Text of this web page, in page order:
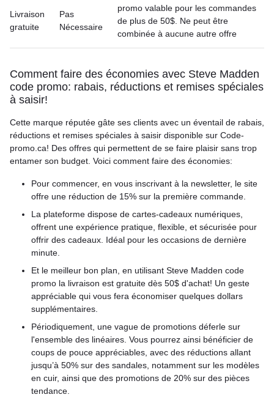
Livraison
gratuite
Pas
Nécessaire
promo valable pour les commandes
de plus de 50$. Ne peut être
combinée à aucune autre offre
Comment faire des économies avec Steve Madden
code promo: rabais, réductions et remises spéciales
à saisir!
Cette marque réputée gâte ses clients avec un éventail de rabais,
réductions et remises spéciales à saisir disponible sur Code-
promo.ca! Des offres qui permettent de se faire plaisir sans trop
entamer son budget. Voici comment faire des économies:
Pour commencer, en vous inscrivant à la newsletter, le site
offre une réduction de 15% sur la première commande.
La plateforme dispose de cartes-cadeaux numériques,
offrent une expérience pratique, flexible, et sécurisée pour
offrir des cadeaux. Idéal pour les occasions de dernière
minute.
Et le meilleur bon plan, en utilisant Steve Madden code
promo la livraison est gratuite dès 50$ d'achat! Un geste
appréciable qui vous fera économiser quelques dollars
supplémentaires.
Périodiquement, une vague de promotions déferle sur
l'ensemble des linéaires. Vous pourrez ainsi bénéficier de
coups de pouce appréciables, avec des réductions allant
jusqu’à 50% sur des sandales, notamment sur les modèles
en cuir, ainsi que des promotions de 20% sur des pièces
tendance.